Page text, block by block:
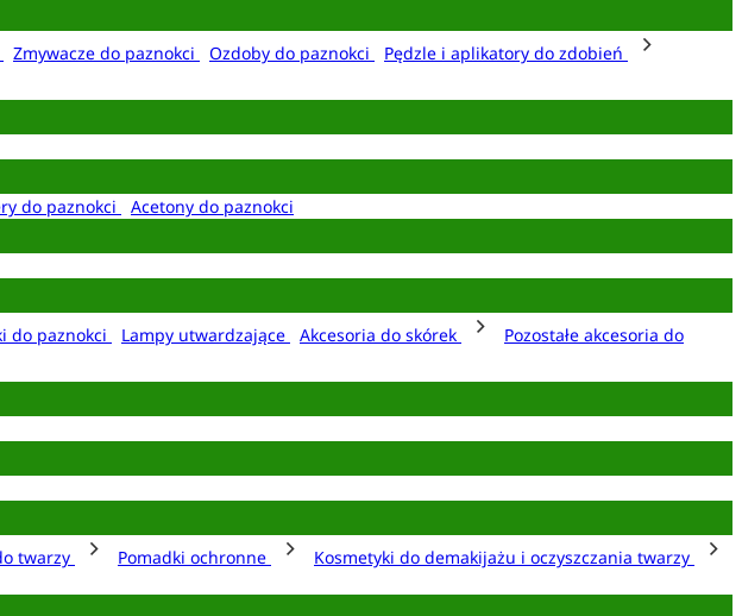
Zmywacze do paznokci Ozdoby do paznokci
Pędzle i aplikatory do zdobień
do paznokci
Acetony do paznokci
do paznokci Lampy utwardzające Akcesoria do skórek
Pozostałe akcesoria do
twarzy Pomadki ochronne
Kosmetyki do demakijażu i oczyszczania twarzy